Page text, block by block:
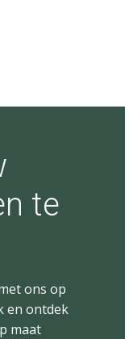
te
ons op
en ontdek
maat